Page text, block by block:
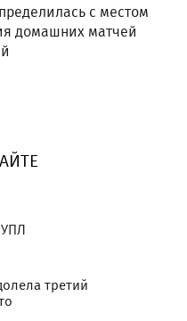
с местом
домашних матчей
третий